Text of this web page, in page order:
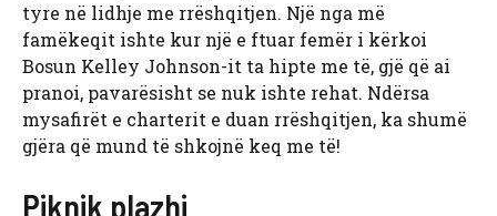
tyre në lidhje me rrëshqitjen. Një nga më
famëkeqit ishte kur një e ftuar femër i kërkoi
Bosun Kelley Johnson-it ta hipte me të, gjë që ai
pranoi, pavarësisht se nuk ishte rehat. Ndërsa
mysafirët e charterit e duan rrëshqitjen, ka shumë
gjëra që mund të shkojnë keq me të!
Piknik plazhi